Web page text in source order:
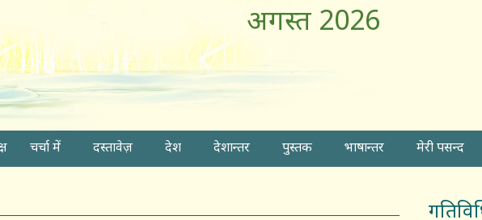
अगस्त 2026
चर्चा में दस्तावेज़ देश देशान्तर पुस्तक भाषान्तर मेरी पसन्द